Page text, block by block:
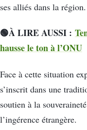
ses alliés dans la région.
🟢À LIRE AUSSI :
hausse le ton à l’ONU
Face à cette situation
s’inscrit dans une
soutien à la
l’ingérence étrangère.